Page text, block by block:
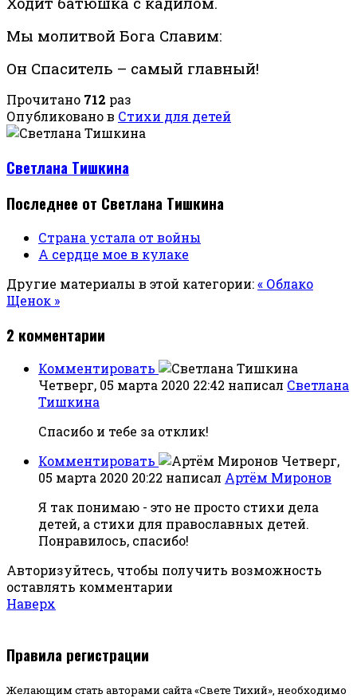
Мы молитвой Бога Славим:
Он Спаситель – самый главный!
Прочитано 712 раз
Опубликовано в Стихи для детей
Светлана Тишкина
Последнее от Светлана Тишкина
Страна устала от войны
А сердце мое в кулаке
Другие материалы в этой категории:« Облако
Щенок »
2 комментарии
Комментировать
Четверг, 05 марта 2020 22:42 написал Светлана
Тишкина
Спасибо и тебе за отклик!
Комментировать
Четверг,
05 марта 2020 20:22 написал Артём Миронов
Я так понимаю - это не просто стихи дела
детей, а стихи для православных детей.
Понравилось, спасибо!
Авторизуйтесь, чтобы получить возможность
оставлять комментарии
Наверх
Правила регистрации
Желающим стать авторами сайта «Свете Тихий», необходимо